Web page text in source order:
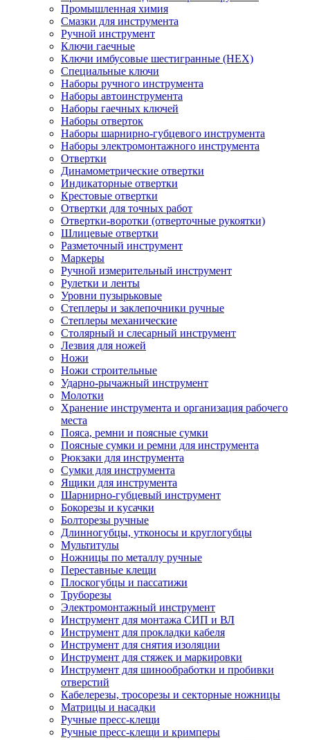
Промышленная химия
Смазки для инструмента
Ручной инструмент
Ключи гаечные
Ключи имбусовые шестигранные (HEX)
Специальные ключи
Наборы ручного инструмента
Наборы автоинструмента
Наборы гаечных ключей
Наборы отверток
Наборы шарнирно-губцевого инструмента
Наборы электромонтажного инструмента
Отвертки
Динамометрические отвертки
Индикаторные отвертки
Крестовые отвертки
Отвертки для точных работ
Отвертки-воротки (отверточные рукоятки)
Шлицевые отвертки
Разметочный инструмент
Маркеры
Ручной измерительный инструмент
Рулетки и ленты
Уровни пузырьковые
Степлеры и заклепочники ручные
Степлеры механические
Столярный и слесарный инструмент
Лезвия для ножей
Ножи
Ножи строительные
Ударно-рычажный инструмент
Молотки
Хранение инструмента и организация рабочего
места
Пояса, ремни и поясные сумки
Поясные сумки и ремни для инструмента
Рюкзаки для инструмента
Сумки для инструмента
Ящики для инструмента
Шарнирно-губцевый инструмент
Бокорезы и кусачки
Болторезы ручные
Длинногубцы, утконосы и круглогубцы
Мультитулы
Ножницы по металлу ручные
Переставные клещи
Плоскогубцы и пассатижи
Труборезы
Электромонтажный инструмент
Инструмент для монтажа СИП и ВЛ
Инструмент для прокладки кабеля
Инструмент для снятия изоляции
Инструмент для стяжек и маркировки
Инструмент для шинообработки и пробивки
отверстий
Кабелерезы, тросорезы и секторные ножницы
Матрицы и насадки
Ручные пресс-клещи
Ручные пресс-клещи и кримперы